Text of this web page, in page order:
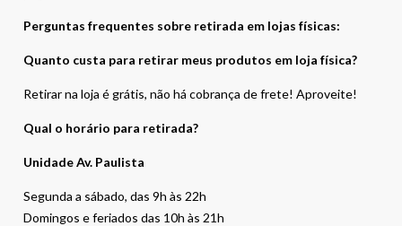
Perguntas frequentes sobre retirada em lojas físicas:
Quanto custa para retirar meus produtos em loja física?
Retirar na loja é grátis, não há cobrança de frete! Aproveite!
Qual o horário para retirada?
Unidade Av. Paulista
Segunda a sábado, das 9h às 22h
Domingos e feriados das 10h às 21h